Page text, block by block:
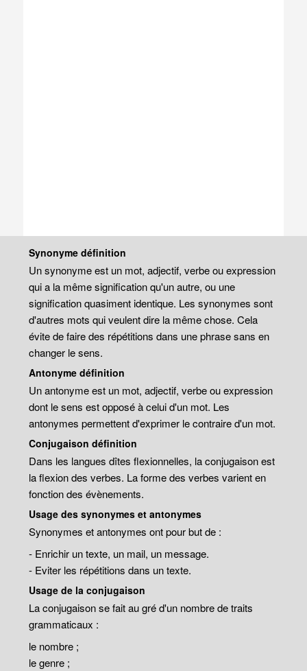
Synonyme définition
Un synonyme est un mot, adjectif, verbe ou expression
qui a la même signification qu'un autre, ou une
signification quasiment identique. Les synonymes sont
d'autres mots qui veulent dire la même chose. Cela
évite de faire des répétitions dans une phrase sans en
changer le sens.
Antonyme définition
Un antonyme est un mot, adjectif, verbe ou expression
dont le sens est opposé à celui d'un mot. Les
antonymes permettent d'exprimer le contraire d'un mot.
Conjugaison définition
Dans les langues dîtes flexionnelles, la conjugaison est
la flexion des verbes. La forme des verbes varient en
fonction des évènements.
Usage des synonymes et antonymes
Synonymes et antonymes ont pour but de :
- Enrichir un texte, un mail, un message.
- Eviter les répétitions dans un texte.
Usage de la conjugaison
La conjugaison se fait au gré d'un nombre de traits
grammaticaux :
le nombre ;
le genre ;